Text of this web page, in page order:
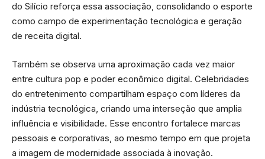
do Silício reforça essa associação, consolidando o esporte
como campo de experimentação tecnológica e geração
de receita digital.
Também se observa uma aproximação cada vez maior
entre cultura pop e poder econômico digital. Celebridades
do entretenimento compartilham espaço com líderes da
indústria tecnológica, criando uma interseção que amplia
influência e visibilidade. Esse encontro fortalece marcas
pessoais e corporativas, ao mesmo tempo em que projeta
a imagem de modernidade associada à inovação.